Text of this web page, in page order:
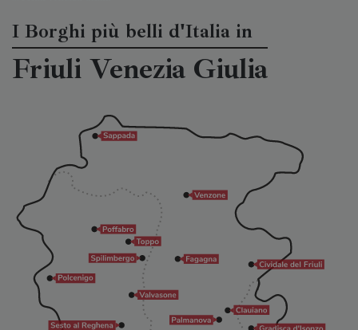
I Borghi più belli d'Italia in
Friuli Venezia Giulia